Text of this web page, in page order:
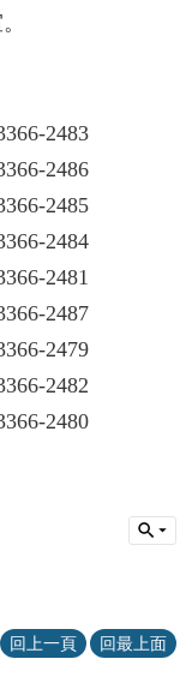
2483
2486
2485
2484
2481
2487
2479
2482
2480
回上一頁 回最上面